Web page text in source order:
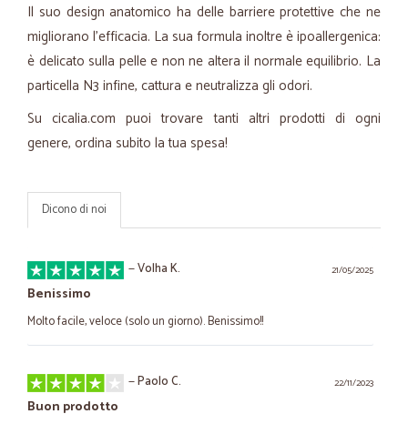
Il suo design anatomico ha delle barriere protettive che ne
migliorano l'efficacia. La sua formula inoltre è ipoallergenica:
è delicato sulla pelle e non ne altera il normale equilibrio. La
particella N3 infine, cattura e neutralizza gli odori.
Su cicalia.com puoi trovare tanti altri prodotti di ogni
genere, ordina subito la tua spesa!
Dicono di noi
21/05/2025
—Volha K.
Benissimo
Molto facile, veloce (solo un giorno). Benissimo!!
22/11/2023
—Paolo C.
Buon prodotto